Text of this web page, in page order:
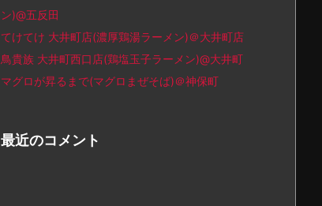
ン)@五反田
てけてけ 大井町店(濃厚鶏湯ラーメン)＠大井町店
鳥貴族 大井町西口店(鶏塩玉子ラーメン)@大井町
マグロが昇るまで(マグロまぜそば)＠神保町
最近のコメント